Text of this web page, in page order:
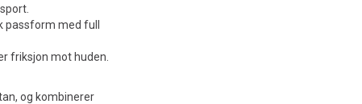
passform med full
friksjon mot huden.
og kombinerer